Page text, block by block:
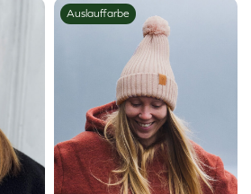
Auslauffarbe